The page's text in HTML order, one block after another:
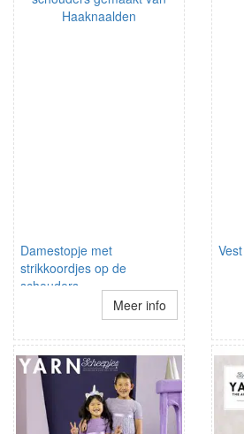
Damestopje met
strikkoordjes op de
schouders
Meer info
Vest